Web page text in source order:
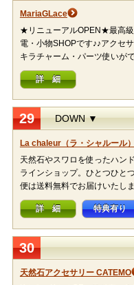
MariaGLace
★リニューアルOPEN★最高級
電・小物SHOPです♪♪アクセ
キラチャーム・パーツ使いが
詳 細
29 DOWN ▼
La chaleur（ラ・シャルール）
天然石やスワロを使ったハン
ラインショップ。ひとつひと
便は送料無料でお届けいたしま
詳 細 特典有り
30
天然石アクセサリー CATEMO